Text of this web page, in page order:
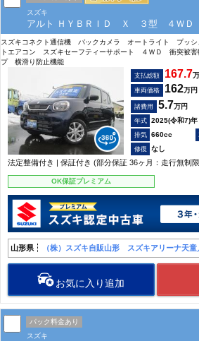
スズキ
アルト ＨＹＢＲＩＤ Ｘ ３型 ４ＷＤ
スズキコネクト通信機 バックカメラ オートライト プッ
トエアコン スズキセーフティーサポート ４ＷＤ 衝突被
プ 横滑り防止機能
支払総額 167.7
車両価格 162万円
諸費用 5.7万円
2025(令和7)年
660cc
なし
法定整備付き | 保証付き (部分保証 36ヶ月：走行無制
OK保証プレミアム
山形県 （株）スズキ自販山形 スズキアリーナ天
お気に入り追加
パック料金あり
スズキ